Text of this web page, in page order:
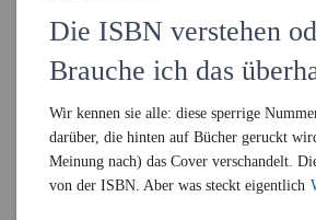
Die ISBN verstehen
Brauche ich das
Wir kennen sie alle: diese sperrige
darüber, die hinten auf Bücher geruckt
Meinung nach) das Cover verschandelt.
von der ISBN. Aber was steckt eigentlich